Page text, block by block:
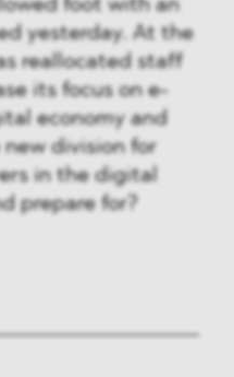
foot with an
yesterday. At the
reallocated staff
its focus on e-
economy and
division for
in the digital
prepare for?